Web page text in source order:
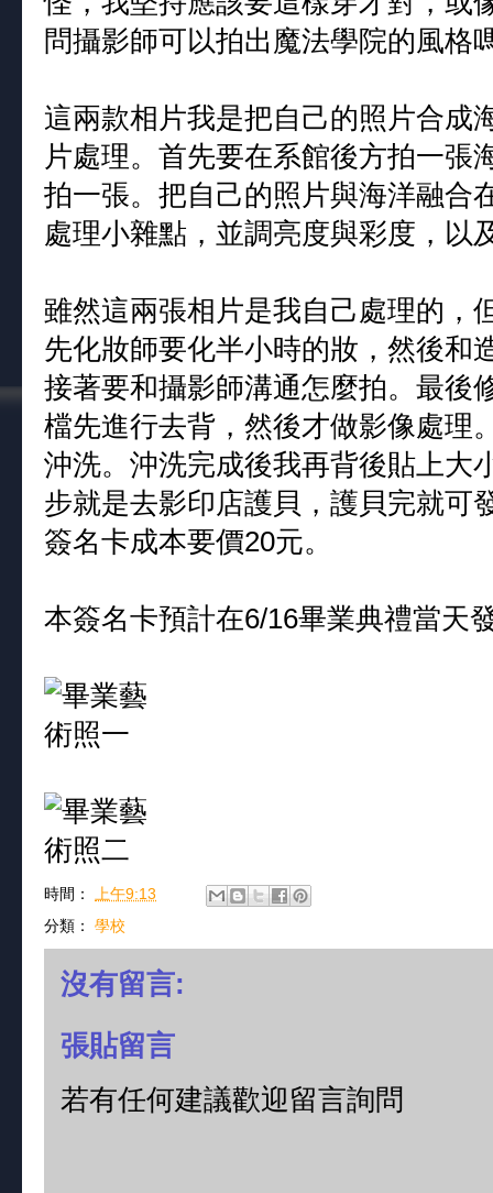
問攝影師可以拍出魔法學院的風格
這兩款相片我是把自己的照片合成
片處理。首先要在系館後方拍一張
拍一張。把自己的照片與海洋融合
處理小雜點，並調亮度與彩度，以
雖然這兩張相片是我自己處理的，
先化妝師要化半小時的妝，然後和
接著要和攝影師溝通怎麼拍。最後
檔先進行去背，然後才做影像處理
沖洗。沖洗完成後我再背後貼上大
步就是去影印店護貝，護貝完就可
簽名卡成本要價20元。
本簽名卡預計在6/16畢業典禮當天
時間： 上午9:13
分類： 學校
沒有留言:
張貼留言
若有任何建議歡迎留言詢問